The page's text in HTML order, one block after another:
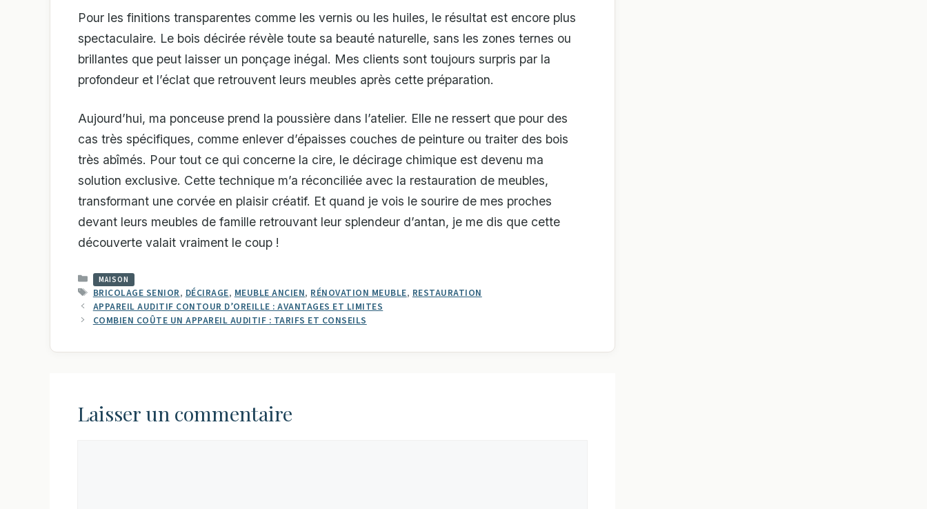
Pour les finitions transparentes comme les vernis ou les huiles, le résultat est encore plus
spectaculaire. Le bois décirée révèle toute sa beauté naturelle, sans les zones ternes ou
brillantes que peut laisser un ponçage inégal. Mes clients sont toujours surpris par la
profondeur et l’éclat que retrouvent leurs meubles après cette préparation.
Aujourd’hui, ma ponceuse prend la poussière dans l’atelier. Elle ne ressert que pour des
cas très spécifiques, comme enlever d’épaisses couches de peinture ou traiter des bois
très abîmés. Pour tout ce qui concerne la cire, le décirage chimique est devenu ma
solution exclusive. Cette technique m’a réconciliée avec la restauration de meubles,
transformant une corvée en plaisir créatif. Et quand je vois le sourire de mes proches
devant leurs meubles de famille retrouvant leur splendeur d’antan, je me dis que cette
découverte valait vraiment le coup !
CATÉGORIES
MAISON
ÉTIQUETTES
BRICOLAGE SENIOR, DÉCIRAGE, MEUBLE ANCIEN, RÉNOVATION MEUBLE, RESTAURATION
APPAREIL AUDITIF CONTOUR D’OREILLE : AVANTAGES ET LIMITES
COMBIEN COÛTE UN APPAREIL AUDITIF : TARIFS ET CONSEILS
Laisser un commentaire